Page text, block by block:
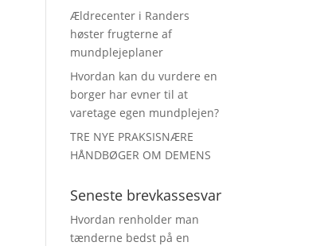
Ældrecenter i Randers
høster frugterne af
mundplejeplaner
Hvordan kan du vurdere en
borger har evner til at
varetage egen mundplejen?
TRE NYE PRAKSISNÆRE
HÅNDBØGER OM DEMENS
Seneste brevkassesvar
Hvordan renholder man
tænderne bedst på en